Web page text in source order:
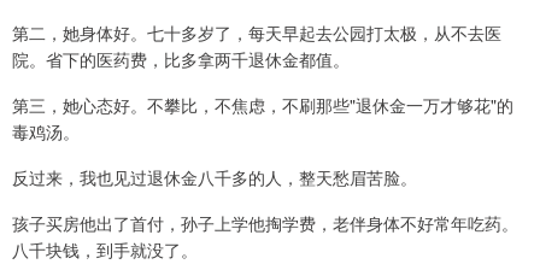
第二，她身体好。七十多岁了，每天早起去公园打太极，从不去医
院。省下的医药费，比多拿两千退休金都值。
第三，她心态好。不攀比，不焦虑，不刷那些"退休金一万才够花"的
毒鸡汤。
反过来，我也见过退休金八千多的人，整天愁眉苦脸。
孩子买房他出了首付，孙子上学他掏学费，老伴身体不好常年吃药。
八千块钱，到手就没了。